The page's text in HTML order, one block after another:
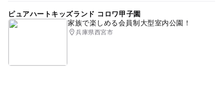
ピュアハートキッズランド コロワ甲子園
家族で楽しめる会員制大型室内公園！
兵庫県西宮市